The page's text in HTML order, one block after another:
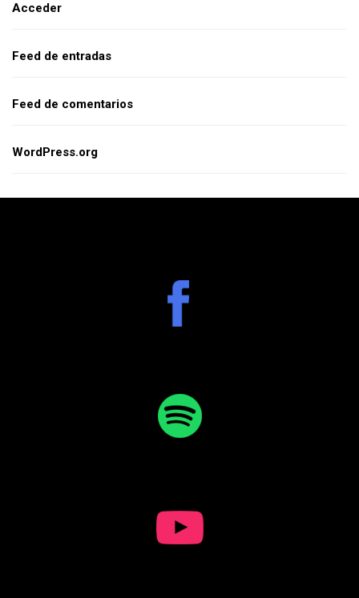
Acceder
Feed de entradas
Feed de comentarios
WordPress.org